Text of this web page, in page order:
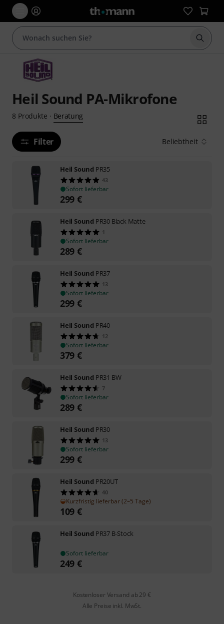
Suche
Heil Sound PA-Mikrofone
8 Produkte · Beratung
Filter Beliebtheit
Heil Sound PR35
43
Sofort lieferbar
299 €
Heil Sound PR30 Black Matte
1
Sofort lieferbar
289 €
Heil Sound PR37
13
Sofort lieferbar
299 €
Heil Sound PR40
12
Sofort lieferbar
379 €
Heil Sound PR31 BW
7
Sofort lieferbar
289 €
Heil Sound PR30
13
Sofort lieferbar
299 €
Heil Sound PR20UT
40
Kurzfristig lieferbar (2–5 Tage)
109 €
Heil Sound PR37 B-Stock
Sofort lieferbar
249 €
Kostenloser Versand ab 29 €
Alle Preise inkl. MwSt.